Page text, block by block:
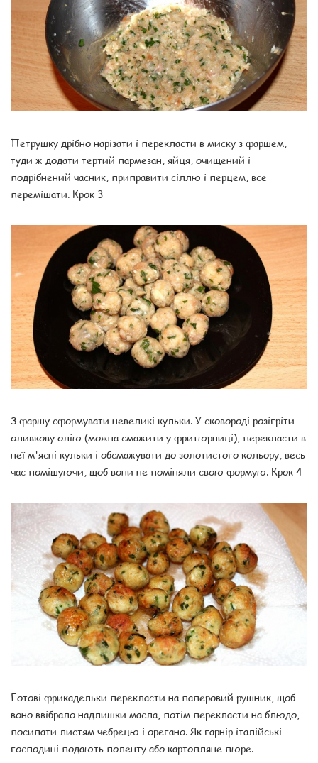
Петрушку дрібно нарізати і перекласти в миску з фаршем,
туди ж додати тертий пармезан, яйця, очищений і
подрібнений часник, приправити сіллю і перцем, все
перемішати. Крок 3
З фаршу сформувати невеликі кульки. У сковороді розігріти
оливкову олію (можна смажити у фритюрниці), перекласти в
неї м'ясні кульки і обсмажувати до золотистого кольору, весь
час помішуючи, щоб вони не поміняли свою формую. Крок 4
Готові фрикадельки перекласти на паперовий рушник, щоб
воно ввібрало надлишки масла, потім перекласти на блюдо,
посипати листям чебрецю і орегано. Як гарнір італійські
господині подають поленту або картопляне пюре.